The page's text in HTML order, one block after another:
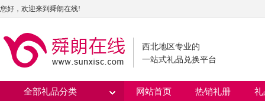
您好，欢迎来到舜朗在线!
西北地区专业的
一站式礼品兑换平台
全部礼品分类 网站首页 热销礼册 礼